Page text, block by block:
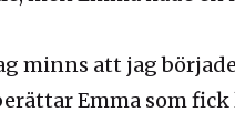
minns att jag
Emma som